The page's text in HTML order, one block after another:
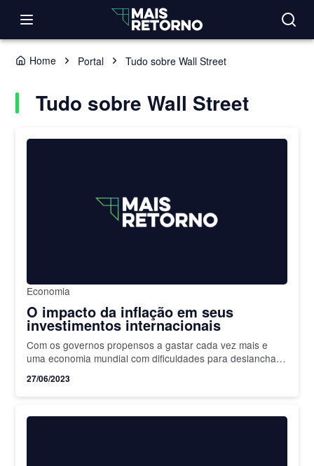
Home Portal Tudo sobre Wall Street
Tudo sobre Wall Street
Economia
O impacto da inflação em seus
investimentos internacionais
Com os governos propensos a gastar cada vez mais e
uma economia mundial com dificuldades para deslanchar,
das decisões financeiras
27/06/2023